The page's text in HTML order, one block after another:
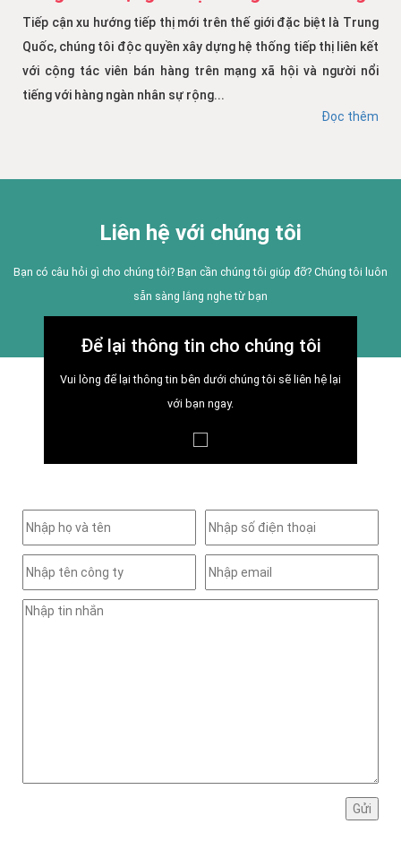
Tiếp cận xu hướng tiếp thị mới trên thế giới đặc biệt là Trung
Quốc, chúng tôi độc quyền xây dựng hệ thống tiếp thị liên kết
với cộng tác viên bán hàng trên mạng xã hội và người nổi
tiếng với hàng ngàn nhân sự rộng...
Đọc thêm
Liên hệ với chúng tôi
Bạn có câu hỏi gì cho chúng tôi? Bạn cần chúng tôi giúp đỡ? Chúng tôi luôn
sẵn sàng lắng nghe từ bạn
Để lại thông tin cho chúng tôi
Vui lòng để lại thông tin bên dưới chúng tôi sẽ liên hệ lại
với bạn ngay.